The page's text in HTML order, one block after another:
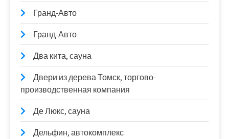
Гранд-Авто
Гранд-Авто
Два кита, сауна
Двери из дерева Томск, торгово-
производственная компания
Де Люкс, сауна
Дельфин, автокомплекс